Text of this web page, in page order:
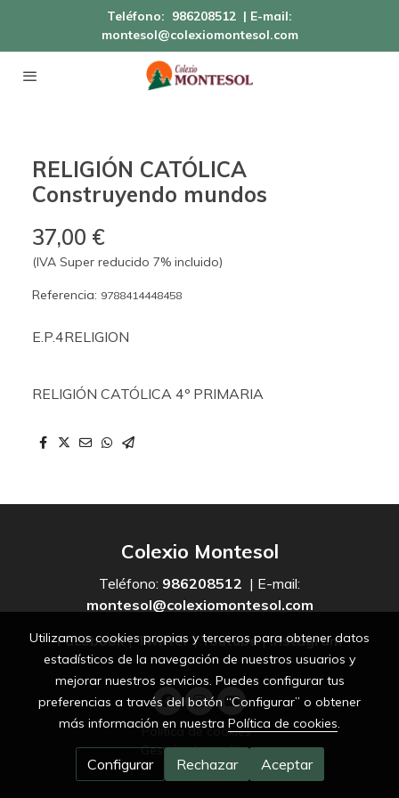
Teléfono: 986208512 | E-mail:
montesol@colexiomontesol.com
RELIGIÓN CATÓLICA
Construyendo mundos
37,00 €
(IVA Super reducido 7% incluido)
Referencia: 9788414448458
E.P.4RELIGION
RELIGIÓN CATÓLICA 4º PRIMARIA
Colexio Montesol
Teléfono: 986208512 | E-mail:
montesol@colexiomontesol.com
Facebook|Twitter | Youtube|Instagram
Política de cookies
Gestión de cookies
Utilizamos cookies propias y terceros para obtener datos
estadísticos de la navegación de nuestros usuarios y
mejorar nuestros servicios. Puedes configurar tus
preferencias a través del botón “Configurar” o obtener
más información en nuestra Política de cookies.
Configurar Rechazar Aceptar